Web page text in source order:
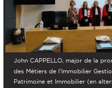
John CAPPELLO, major de la
des Métiers de l’Immobilier
Patrimoine et Immobilier (en